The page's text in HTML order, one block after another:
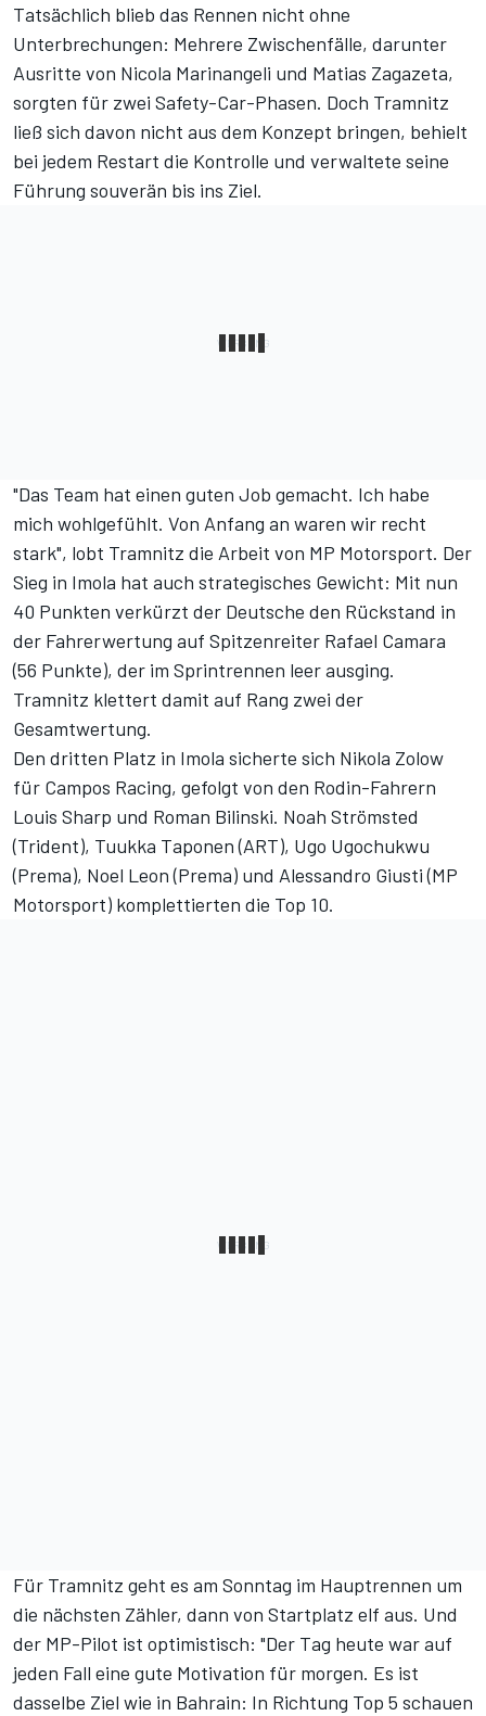
Tatsächlich blieb das Rennen nicht ohne
Unterbrechungen: Mehrere Zwischenfälle, darunter
Ausritte von Nicola Marinangeli und Matias Zagazeta,
sorgten für zwei Safety-Car-Phasen. Doch Tramnitz
ließ sich davon nicht aus dem Konzept bringen, behielt
bei jedem Restart die Kontrolle und verwaltete seine
Führung souverän bis ins Ziel.
"Das Team hat einen guten Job gemacht. Ich habe
mich wohlgefühlt. Von Anfang an waren wir recht
stark", lobt Tramnitz die Arbeit von MP Motorsport. Der
Sieg in Imola hat auch strategisches Gewicht: Mit nun
40 Punkten verkürzt der Deutsche den Rückstand in
der Fahrerwertung auf Spitzenreiter Rafael Camara
(56 Punkte), der im Sprintrennen leer ausging.
Tramnitz klettert damit auf Rang zwei der
Gesamtwertung.
Den dritten Platz in Imola sicherte sich Nikola Zolow
für Campos Racing, gefolgt von den Rodin-Fahrern
Louis Sharp und Roman Bilinski. Noah Strömsted
(Trident), Tuukka Taponen (ART), Ugo Ugochukwu
(Prema), Noel Leon (Prema) und Alessandro Giusti (MP
Motorsport) komplettierten die Top 10.
Für Tramnitz geht es am Sonntag im Hauptrennen um
die nächsten Zähler, dann von Startplatz elf aus. Und
der MP-Pilot ist optimistisch: "Der Tag heute war auf
jeden Fall eine gute Motivation für morgen. Es ist
dasselbe Ziel wie in Bahrain: In Richtung Top 5 schauen